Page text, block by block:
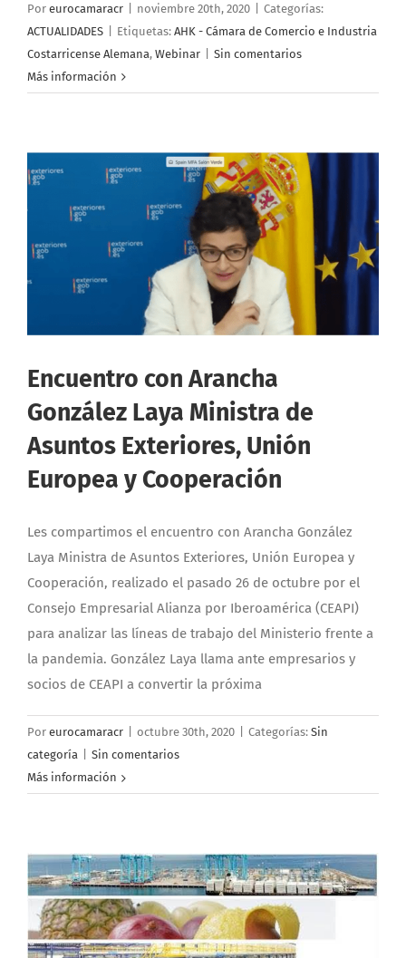
Por eurocamaracr noviembre 20th, 2020
Categorías:
ACTUALIDADES
Etiquetas: AHK - Cámara de Comercio e Industria
Costarricense Alemana, Webinar
Sin comentarios
Más información
Encuentro con Arancha
González Laya Ministra de
Asuntos Exteriores, Unión
Europea y Cooperación
Les compartimos el encuentro con Arancha González
Laya Ministra de Asuntos Exteriores, Unión Europea y
Cooperación, realizado el pasado 26 de octubre por el
Consejo Empresarial Alianza por Iberoamérica (CEAPI)
para analizar las líneas de trabajo del Ministerio frente a
la pandemia. González Laya llama ante empresarios y
socios de CEAPI a convertir la próxima
Por eurocamaracr octubre 30th, 2020 Categorías: Sin
categoría
Sin comentarios
Más información